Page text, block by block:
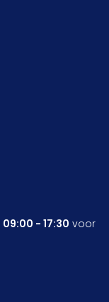
09:00 - 17:30 voor